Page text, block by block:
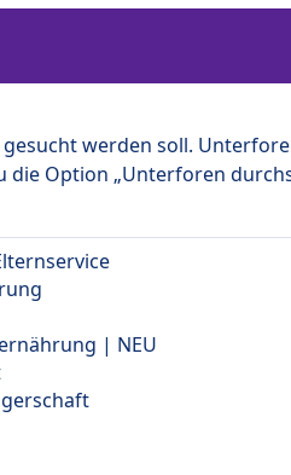
werden soll.
Option „Unterforen